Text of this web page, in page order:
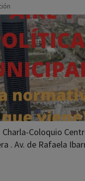
Coloquio
. Av. de Rafaela